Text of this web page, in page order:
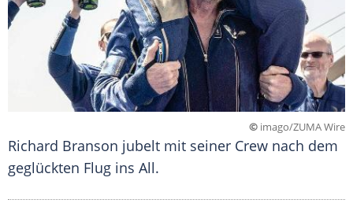
© imago/ZUMA Wire
Richard Branson jubelt mit seiner Crew nach dem
geglückten Flug ins All.